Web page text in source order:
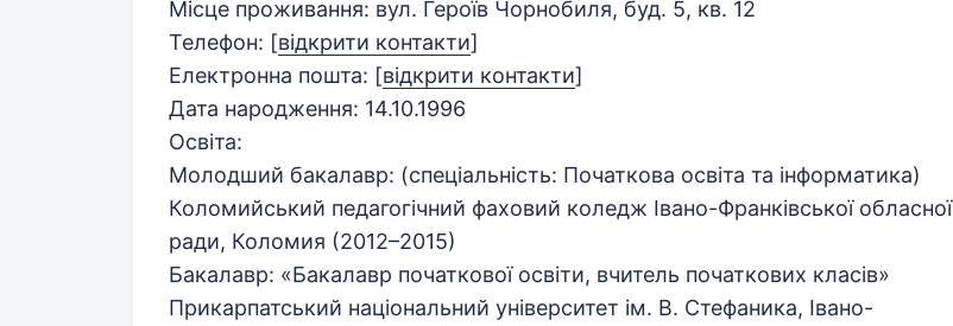
Місце проживання: вул. Героїв Чорнобиля, буд. 5, кв. 12
Телефон: [відкрити контакти]
Електронна пошта: [відкрити контакти]
Дата народження: 14.10.1996
Освіта:
Молодший бакалавр: (спеціальність: Початкова освіта та інформатика)
Коломийський педагогічний фаховий коледж Івано-Франківської обласної
ради, Коломия (2012–2015)
Бакалавр: «Бакалавр початкової освіти, вчитель початкових класів»
Прикарпатський національний університет ім. В. Стефаника, Івано-